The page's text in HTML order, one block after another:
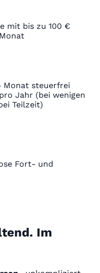
mit bis zu 100 €
Monat steuerfrei
Jahr (bei wenigen
Teilzeit)
Fort- und
Im